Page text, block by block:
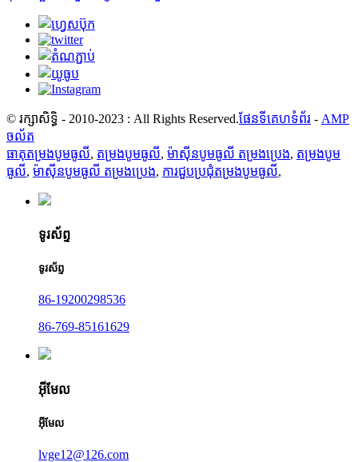
© រក្សាសិទ្ធិ - 2010-2023 : All Rights Reserved.ផែនទីគេហទំព័រ - AMP
ចល័ត
ធាតុតម្រងបូមធូលី, តម្រងបូមធូលី, ម៉ាស៊ីនបូមធូលី តម្រងប្រេង, តម្រងបូម
ធូលី, ម៉ាស៊ីនបូមធូលី តម្រងប្រេង, ការជួបប្រជុំតម្រងបូមធូលី,
ទូរស័ព្ទ
ទូរស័ព្ទ
86-19200298536
86-769-85161629
អ៊ីមែល
អ៊ីមែល
lvge12@126.com